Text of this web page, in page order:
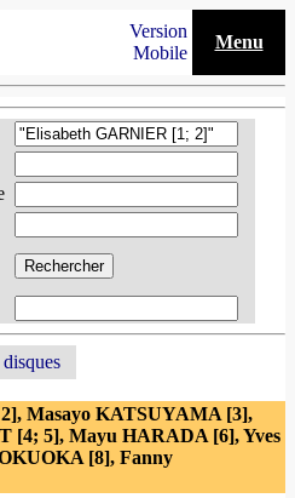
Version
Mobile
Menu
Masayo KATSUYAMA [3],
[4; 5], Mayu HARADA [6], Yves
[8], Fanny